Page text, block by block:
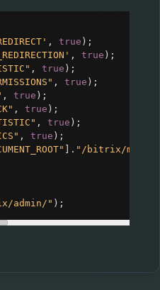
, true );
, true );
, true );
, true );
, true );
, true );
, true );
, true );
]. "/bitrix/
admin/" );